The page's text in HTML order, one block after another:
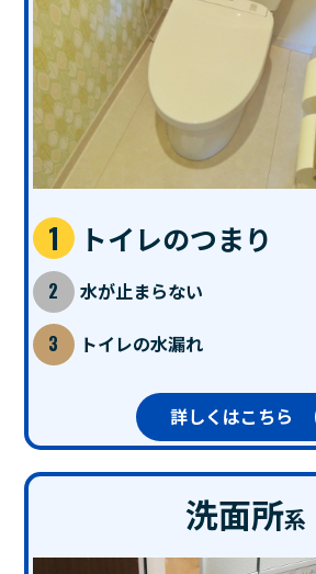
トイレのつまり
水が止まらない
トイレの水漏れ
詳しくはこちら
洗面所系